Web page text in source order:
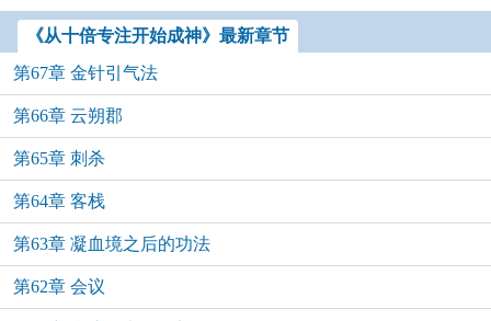
《从十倍专注开始成神》最新章节
第67章 金针引气法
第66章 云朔郡
第65章 刺杀
第64章 客栈
第63章 凝血境之后的功法
第62章 会议